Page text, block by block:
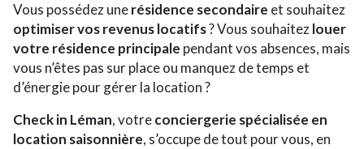
Vous possédez unerésidence secondaire et souhaitez
optimiser vos revenus locatifs? Vous souhaitezlouer
votre résidence principale pendant vos absences, mais
vous n’êtes pas sur place ou manquez de temps et
d’énergie pour gérer la location ?
Check in Léman, votreconciergerie spécialisée en
location saisonnière, s’occupe de tout pour vous, en